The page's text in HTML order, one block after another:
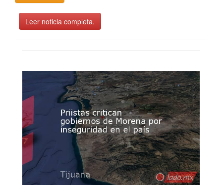
Leer noticia completa.